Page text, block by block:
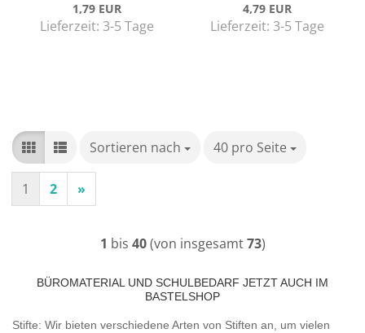
1,79 EUR
Lieferzeit: 3-5 Tage
4,79 EUR
Lieferzeit: 3-5 Tage
Sortieren nach
Sortieren nach 40 pro Seite
pro Seite
1 2 »
1 bis 40(von insgesamt73)
BÜROMATERIAL UND SCHULBEDARF JETZT AUCH IM
BASTELSHOP
Stifte: Wir bieten verschiedene Arten von Stiften an, um vielen